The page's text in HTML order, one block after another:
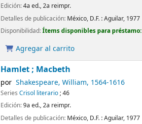
Edición:4a ed., 2a reimpr.
Detalles de publicación: México, D.F. :Aguilar, 1977
Disponibilidad:Ítems disponibles para préstamo:
Agregar al carrito
Hamlet ; Macbeth
por Shakespeare, William, 1564-1616
SeriesCrisol literario; 46
Edición:9a ed., 2a reimpr.
Detalles de publicación: México, D.F. :Aguilar, 1977